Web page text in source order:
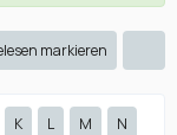
markieren
K L M
N